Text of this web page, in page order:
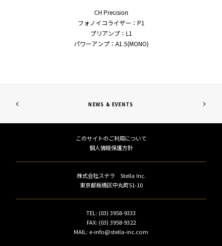
CH Precision
フォノイコライザー：P1
プリアンプ：L1
パワーアンプ：A1.5(MONO)
NEWS & EVENTS
このサイトのご利用について
個人情報保護方針
株式会社ステラ Stella Inc.
東京都板橋区中丸町51-10
TEL: (03) 3958-9333
FAX: (03) 3958-9322
MAIL: e-info@stella-inc.com